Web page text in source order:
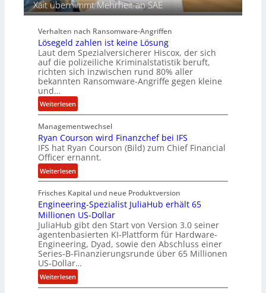
r
b
i
t
e
n
z
s
a
m
e
n
Xait übernimmt Mehrheit an SAE
Verhalten nach Ransomware-Angriffen
Lösegeld zahlen ist keine Lösung
Laut dem Spezialversicherer Hiscox, der sich
auf die polizeiliche Kriminalstatistik beruft,
richten sich inzwischen rund 80% aller
bekannten Ransomware-Angriffe gegen kleine
und…
Weiterlesen:
L
ö
s
e
g
e
l
d
z
a
h
l
e
i
s
Managementwechsel
Ryan Courson wird Finanzchef bei IFS
IFS hat Ryan Courson (Bild) zum Chief Financial
Officer ernannt.
Weiterlesen:
R
y
a
n
C
o
u
s
o
Frisches Kapital und neue Produktversion
Engineering-Spezialist JuliaHub erhält 65
Millionen US-Dollar
JuliaHub gibt den Start von Version 3.0 seiner
agentenbasierten KI-Plattform für Hardware-
Engineering, Dyad, sowie den Abschluss einer
Series-B-Finanzierungsrunde über 65 Millionen
US-Dollar…
Weiterlesen:
E